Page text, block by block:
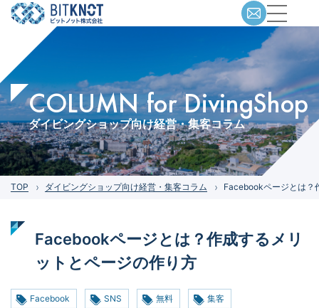
COLUMN for DivingShop
ダイビングショップ向け経営・集客コラム
TOP ダイビングショップ向け経営・集客コラム Facebookページとは？
Facebookページとは？作成するメリ
ットとページの作り方
Facebook SNS 無料 集客